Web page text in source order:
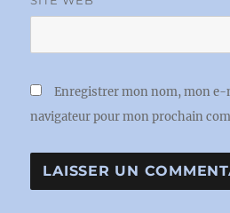
Enregistrer mon nom, mon e-
navigateur pour mon prochain